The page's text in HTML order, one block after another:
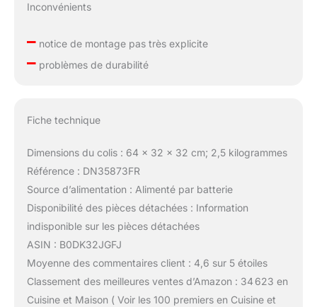
Inconvénients
–notice de montage pas très explicite
–problèmes de durabilité
Fiche technique
Dimensions du colis : 64 x 32 x 32 cm; 2,5 kilogrammes
Référence : DN35873FR
Source d’alimentation : Alimenté par batterie
Disponibilité des pièces détachées : Information
indisponible sur les pièces détachées
ASIN : B0DK32JGFJ
Moyenne des commentaires client : 4,6 sur 5 étoiles
Classement des meilleures ventes d’Amazon : 34 623 en
Cuisine et Maison ( Voir les 100 premiers en Cuisine et